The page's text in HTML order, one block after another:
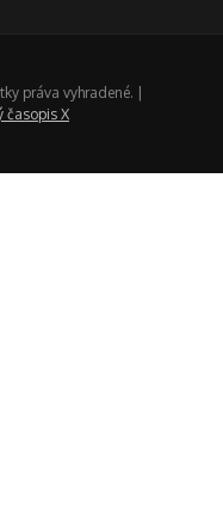
práva vyhradené. |
časopis X